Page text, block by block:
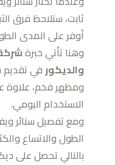
ثابت، ستلاحظ فرق
أوفر على المدى
وهنا تأتي خبرة
والديكور في تقديم
ومظهر فخم، علاوة
الاستخدام اليومي.
ومع تفصيل ستائر
الطول والاتساع
بالتالي تحصل على